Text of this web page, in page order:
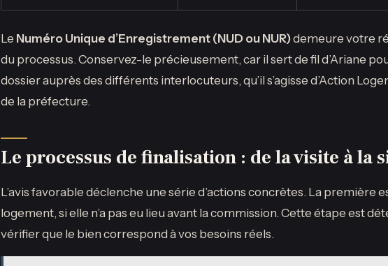
Le Numéro Unique d’Enregistrement (NUD ou NUR)demeure votre
du processus. Conservez-le précieusement, car il sert de fil d’Ariane
dossier auprès des différents interlocuteurs, qu’il s’agisse d’Action
de la préfecture.
Le processus de finalisation : de la visite à la
L’avis favorable déclenche une série d’actions concrètes. La première
logement, si elle n’a pas eu lieu avant la commission. Cette étape est
vérifier que le bien correspond à vos besoins réels.